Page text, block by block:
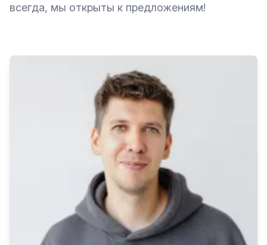
всегда, мы открыты к предложениям!